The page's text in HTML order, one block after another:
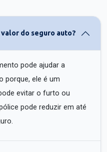
do seguro auto?
pode ajudar a
porque, ele é um
evitar o furto ou
pode reduzir em até